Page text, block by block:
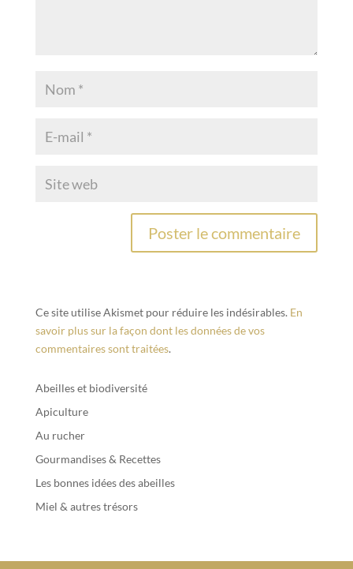
Ce site utilise Akismet pour réduire les indésirables. En
savoir plus sur la façon dont les données de vos
commentaires sont traitées.
Abeilles et biodiversité
Apiculture
Au rucher
Gourmandises & Recettes
Les bonnes idées des abeilles
Miel & autres trésors